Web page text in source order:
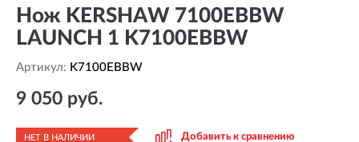
Нож KERSHAW 7100EBBW
LAUNCH 1 K7100EBBW
Артикул: K7100EBBW
9 050 руб.
НЕТ В НАЛИЧИИ Добавить к сравнению